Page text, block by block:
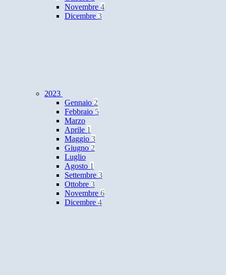
Novembre 4
Dicembre 3
2023
Gennaio 2
Febbraio 5
Marzo
Aprile 1
Maggio 3
Giugno 2
Luglio
Agosto 1
Settembre 3
Ottobre 3
Novembre 6
Dicembre 4